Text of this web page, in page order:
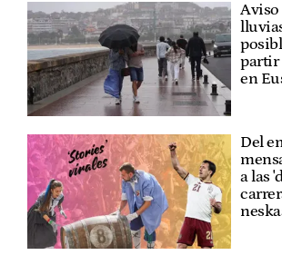
partir
en
Del
a las